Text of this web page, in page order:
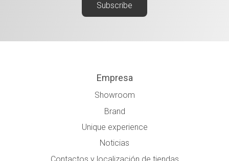
Empresa
Showroom
Brand
Unique experience
Noticias